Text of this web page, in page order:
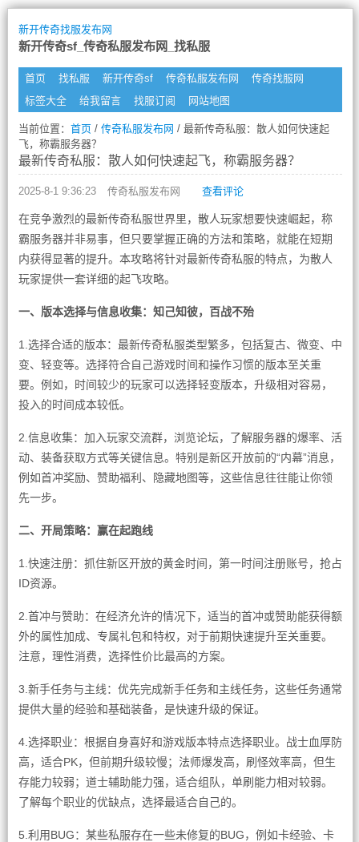
新开传奇找服发布网
新开传奇sf_传奇私服发布网_找私服
首页 找私服 新开传奇sf 传奇私服发布网
传奇找服网
标签大全
给我留言 找服订阅 网站地图
当前位置： 首页/ 传奇私服发布网 / 最新传奇私服：散人如何快速起
飞，称霸服务器？
最新传奇私服：散人如何快速起飞，称霸服务器？
2025-8-1 9:36:23 传奇私服发布网 查看评论
在竞争激烈的最新传奇私服世界里，散人玩家想要快速崛起，称
霸服务器并非易事，但只要掌握正确的方法和策略，就能在短期
内获得显著的提升。本攻略将针对最新传奇私服的特点，为散人
玩家提供一套详细的起飞攻略。
一、版本选择与信息收集：知己知彼，百战不殆
1.选择合适的版本：最新传奇私服类型繁多，包括复古、微变、中
变、轻变等。选择符合自己游戏时间和操作习惯的版本至关重
要。例如，时间较少的玩家可以选择轻变版本，升级相对容易，
投入的时间成本较低。
2.信息收集：加入玩家交流群，浏览论坛，了解服务器的爆率、活
动、装备获取方式等关键信息。特别是新区开放前的“内幕”消息，
例如首冲奖励、赞助福利、隐藏地图等，这些信息往往能让你领
先一步。
二、开局策略：赢在起跑线
1.快速注册：抓住新区开放的黄金时间，第一时间注册账号，抢占
ID资源。
2.首冲与赞助：在经济允许的情况下，适当的首冲或赞助能获得额
外的属性加成、专属礼包和特权，对于前期快速提升至关重要。
注意，理性消费，选择性价比最高的方案。
3.新手任务与主线：优先完成新手任务和主线任务，这些任务通常
提供大量的经验和基础装备，是快速升级的保证。
4.选择职业：根据自身喜好和游戏版本特点选择职业。战士血厚防
高，适合PK，但前期升级较慢；法师爆发高，刷怪效率高，但生
存能力较弱；道士辅助能力强，适合组队，单刷能力相对较弱。
了解每个职业的优缺点，选择最适合自己的。
5.利用BUG：某些私服存在一些未修复的BUG，例如卡经验、卡